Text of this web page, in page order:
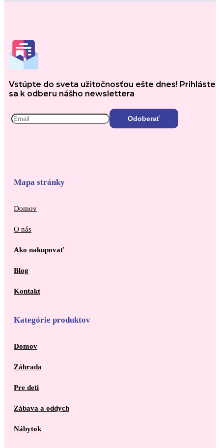
Vstúpte do sveta užitočnosťou ešte dnes! Prihláste
sa k odberu nášho newslettera
Mapa stránky
Domov
O nás
Ako nakupovať
Blog
Kontakt
Kategórie produktov
Domov
Záhrada
Pre deti
Zábava a oddych
Nábytok